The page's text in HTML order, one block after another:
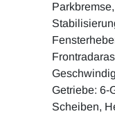
Getriebe: 6-
Scheiben,